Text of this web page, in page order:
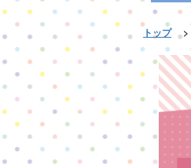
トップ>